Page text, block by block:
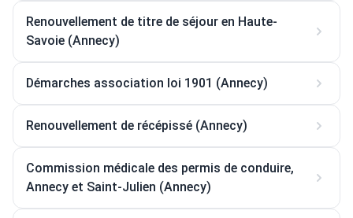
Renouvellement de titre de séjour en Haute-
Savoie (Annecy)
Démarches association loi 1901 (Annecy)
Renouvellement de récépissé (Annecy)
Commission médicale des permis de conduire,
Annecy et Saint-Julien (Annecy)